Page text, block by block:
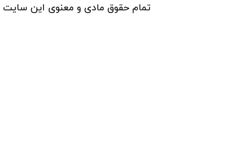
تمام حقوق مادی و معنوی این